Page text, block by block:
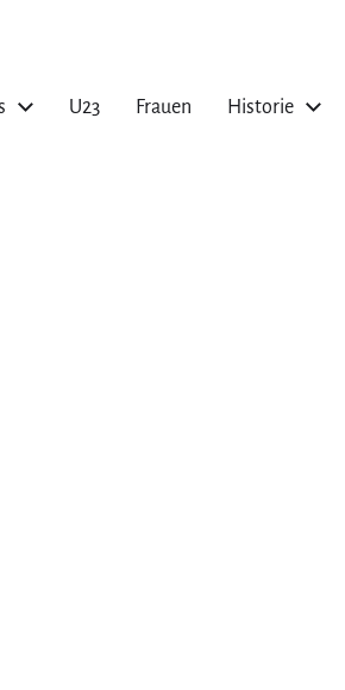
U23 Frauen Historie